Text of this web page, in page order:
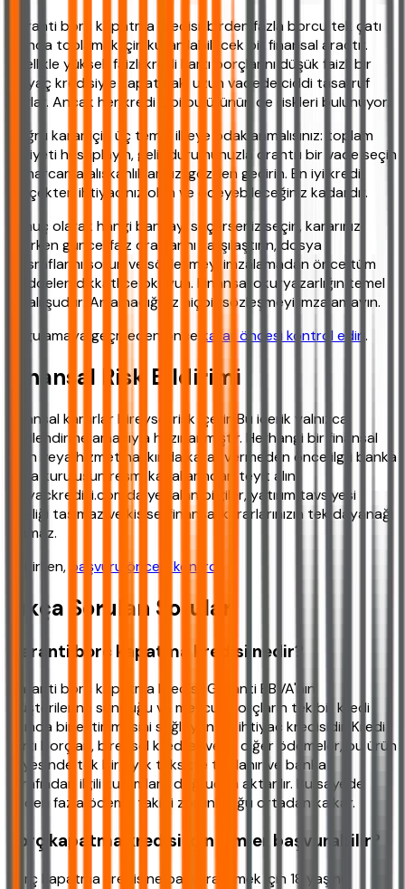
Garanti borç kapatma kredisi, birden fazla borcu tek çatı
altında toplamak için kullanılabilecek bir finansal araçtır.
Özellikle yüksek faizli kredi kartı borçlarını düşük faizli bir
ihtiyaç kredisiyle kapatmak, uzun vadede ciddi tasarruf
sağlar. Ancak her kredi gibi bu ürünün de riskleri bulunuyor.
Doğru karar için üç temel ilkeye odaklanmalısınız: toplam
maliyeti hesaplayın, gelir durumunuzla orantılı bir vade seçin
ve harcama alışkanlıklarınızı gözden geçirin. En iyi kredi,
gerçekten ihtiyacınız olan ve ödeyebileceğiniz kadardır.
Sonuç olarak hangi bankayı seçerseniz seçin, kararınızı
verirken güncel faiz oranlarını karşılaştırın, dosya
masraflarını sorun ve sözleşmeyi imzalamadan önce tüm
maddeleri dikkatlice okuyun. Finansal okuryazarlığın temel
kuralı şudur: Anlamadığınız hiçbir sözleşmeyi imzalamayın.
Uygulamaya geçmeden önce karar öncesi kontrol edin .
Finansal Risk Bildirimi
Finansal kararlar bireysel risk içerir. Bu içerik yalnızca
bilgilendirme amacıyla hazırlanmıştır. Herhangi bir finansal
ürün veya hizmet hakkında karar vermeden önce ilgili banka
veya kuruluşun resmi kanallarından teyit alın.
ihtiyackredisi.com'da yer alan bilgiler, yatırım tavsiyesi
niteliği taşımaz ve kişisel finansal kararlarınızın tek dayanağı
olamaz.
Bitirirken, başvuru öncesi kontrol
Sıkça Sorulan Sorular
Garanti borç kapatma kredisi nedir?
Garanti borç kapatma kredisi, Garanti BBVA'nın
müşterilerine sunduğu ve mevcut borçların tek bir kredi
altında birleştirilmesini sağlayan bir ihtiyaç kredisidir. Kredi
kartı borçları, bireysel krediler veya diğer ödemeler, bu ürün
sayesinde tek bir aylık taksitte toplanır ve banka
tarafından ilgili kurumlara doğrudan aktarılır. Bu sayede
birden fazla ödeme takibi zorunluluğu ortadan kalkar.
Borç kapatma kredisi için kimler başvurabilir?
Borç kapatma kredisine başvurabilmek için 18 yaşını